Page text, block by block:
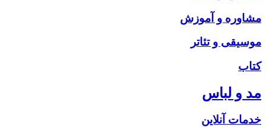
مشاوره و آموزش
موسیقی و تئاتر
کتاب
مد و لباس
خدمات آنلاین